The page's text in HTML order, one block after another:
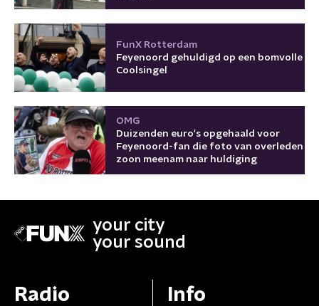
FunX Rotterdam
Feyenoord gehuldigd op een bomvolle
Coolsingel
OMG
Duizenden euro's opgehaald voor
Feyenoord-fan die foto van overleden
zoon meenam naar huldiging
your city
your sound
Radio Info